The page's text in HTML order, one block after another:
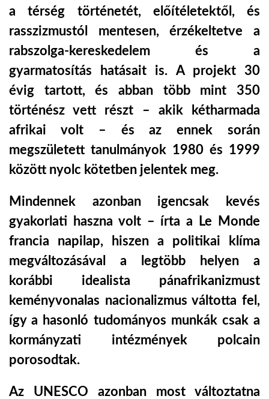
AFRIKA TUDÁSTÁR
A NAP SZÉPE
LINKTR.EE
GLOBOZSARU
DOBRAVERO.HU
a térség történetét, előítéletektől, és
rasszizmustól mentesen, érzékeltetve a
rabszolga-kereskedelem és a
gyarmatosítás hatásait is. A projekt 30
évig tartott, és abban több mint 350
történész vett részt – akik kétharmada
afrikai volt – és az ennek során
megszületett tanulmányok 1980 és 1999
között nyolc kötetben jelentek meg.
Mindennek azonban igencsak kevés
gyakorlati haszna volt – írta a Le Monde
francia napilap, hiszen a politikai klíma
megváltozásával a legtöbb helyen a
korábbi idealista pánafrikanizmust
keményvonalas nacionalizmus váltotta fel,
így a hasonló tudományos munkák csak a
kormányzati intézmények polcain
porosodtak.
Az UNESCO azonban most változtatna